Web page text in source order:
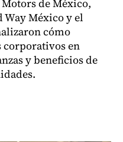
de México,
Way México y el
cómo
en
y beneficios de